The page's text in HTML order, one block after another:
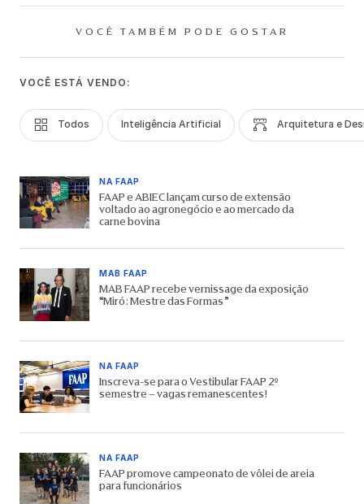
VOCÊ TAMBÉM PODE GOSTAR
VOCÊ ESTÁ VENDO:
Todos Inteligência Artificial Arquitetura e
NA FAAP
FAAP e ABIEC lançam curso de extensão
voltado ao agronegócio e ao mercado da
carne bovina
MAB FAAP
MAB FAAP recebe vernissage da exposição
“Miró: Mestre das Formas”
NA FAAP
Inscreva-se para o Vestibular FAAP 2º
semestre – vagas remanescentes!
NA FAAP
FAAP promove campeonato de vôlei de areia
para funcionários